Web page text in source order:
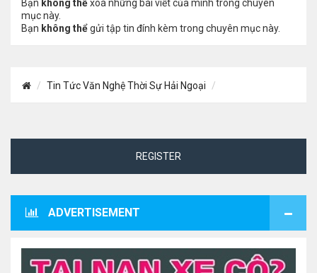
Bạn không thểxoá những bài viết của mình trong chuyên
mục này.
Bạn không thểgửi tập tin đính kèm trong chuyên mục này.
Tin Tức Văn Nghệ Thời Sự Hải Ngoại
REGISTER
ADVERTISEMENT